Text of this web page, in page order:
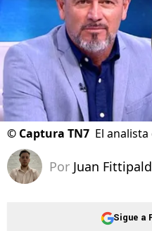
© Captura TN7 El
Por Juan
Sigue a